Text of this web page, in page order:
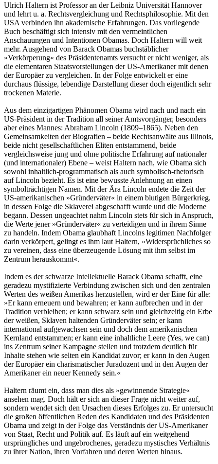
Ulrich Haltern ist Professor an der Leibniz Universität Hannover
und lehrt u. a. Rechtsvergleichung und Rechtsphilosophie. Mit den
USA verbinden ihn akademische Erfahrungen. Das vorliegende
Buch beschäftigt sich intensiv mit den vermeintlichen
Anschauungen und Intentionen Obamas. Doch Haltern will weit
mehr. Ausgehend von Barack Obamas buchstäblicher
»Verkörperung« des Präsidentenamts versucht er nicht weniger, als
die elementaren Staatsvorstellungen der US-Amerikaner mit denen
der Europäer zu vergleichen. In der Folge entwickelt er eine
durchaus flüssige, lebendige Darstellung dieser doch eigentlich sehr
trockenen Materie.
Aus dem einzigartigen Phänomen Obama wird nach und nach ein
US-Präsident in der Tradition all seiner Amtsvorgänger, besonders
aber eines Mannes: Abraham Lincoln (1809–1865). Neben den
Gemeinsamkeiten der Biografien – beide Rechtsanwälte aus Illinois,
beide nicht gesellschaftlichen Eliten entstammend, beide
vergleichsweise jung und ohne politische Erfahrung auf nationaler
(und internationaler) Ebene – weist Haltern nach, wie Obama sich
sowohl inhaltlich-programmatisch als auch symbolisch-rhetorisch
auf Lincoln bezieht. Es ist eine bewusste Anlehnung an einen
symbolträchtigen Namen. Mit der Ära Lincoln endete die Zeit der
US-amerikanischen »Gründerväter« in einem blutigen Bürgerkrieg,
in dessen Folge die Sklaverei abgeschafft wurde und die Moderne
begann. Dessen ungeachtet nahm Lincoln stets für sich in Anspruch,
die Werte jener »Gründerväter« zu verteidigen und in ihrem Sinne
zu handeln. Indem Obama glaubhaft Lincolns legitimen Nachfolger
darin verkörpert, gelingt es ihm laut Haltern, »Widersprüchliches so
zu vereinen, dass eine überzeugende Lösung mit ihm selbst im
Zentrum herauskommt«.
Indem es der schwarze Intellektuelle Barack Obama schafft, eine
geradezu mystifizierte Verbindung zwischen sich und den zentralen
Werten des weißen Amerikas herzustellen, wird er der Eine für alle:
»Er kann erneuern und bewahren; er kann aufbrechen und in der
Tradition verbleiben; er kann schwarz sein und gleichzeitig ein Erbe
der weißen, Sklaven haltenden Gründerväter sein; er kann
international aufgewachsen sein und doch dem amerikanischen
Kernland entstammen; er kann eine inhaltliche Leere (Yes, we can)
ins Zentrum seiner Kampagne stellen und trotzdem deutlich für
Inhalte stehen wie selten ein Kandidat zuvor; er kann in den Augen
der Europäer ein charismatischer Juradozent und in den Augen der
Amerikaner ein neuer Kennedy sein.«
Haltern räumt ein, dass man dies als »gewinnende Strategie«
ansehen mag. Doch hält er sich an dieser Frage nicht weiter auf,
sondern wendet sich den Ursachen dieses Erfolges zu. Er untersucht
die großen öffentlichen Reden des Kandidaten und des Präsidenten
Obama und zeigt in der Folge das Verständnis der US-Amerikaner
von Staat, Recht und Politik auf. Es läuft auf ein weitgehend
ursprüngliches und ungebrochenes, geradezu mystisches Verhältnis
zu ihrer Nation, ihren Vorfahren und deren Werten hinaus.